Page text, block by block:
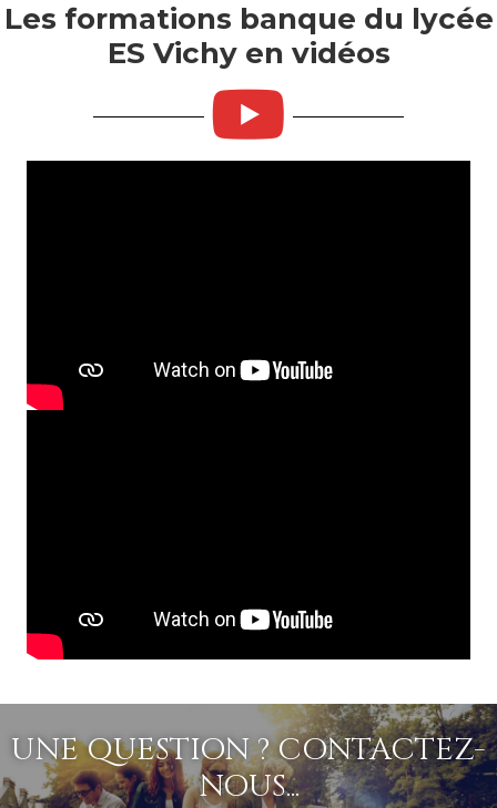
Les formations banque du lycée
ES Vichy en vidéos
UNE QUESTION ? CONTACTEZ-
NOUS...